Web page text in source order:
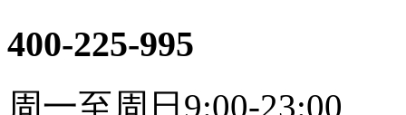
400-225-995
周一至周日9:00-23:00